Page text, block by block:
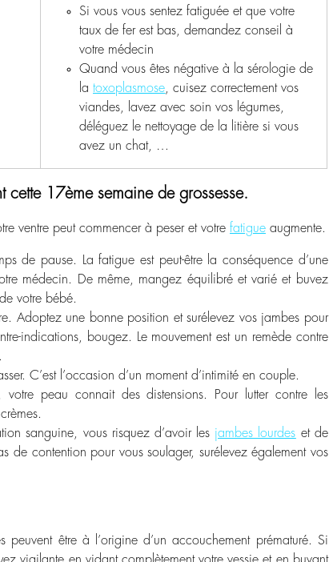
Si vous vous sentez fatiguée et que votre
taux de fer est bas, demandez conseil à
votre médecin
Quand vous êtes négative à la sérologie de
latoxoplasmose , cuisez correctement vos
viandes, lavez avec soin vos légumes,
déléguez le nettoyage de la litière si vous
avez un chat, …
cette 17ème semaine de grossesse.
ventre peut commencer à peser et votre fatigue augmente.
de pause. La fatigue est peut-être la conséquence d’une
médecin. De même, mangez équilibré et varié et buvez
votre bébé.
Adoptez une bonne position et surélevez vos jambes pour
indications, bougez. Le mouvement est un remède contre
C’est l’occasion d’un moment d’intimité en couple.
votre peau connait des distensions. Pour lutter contre les
sanguine, vous risquez d’avoir les jambes lourdes et de
de contention pour vous soulager, surélevez également vos
peuvent être à l’origine d’un accouchement prématuré. Si